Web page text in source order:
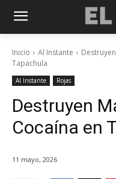
Inicio Al Instante
Tapachula
Al Instante Rojas
Destruyen
Cocaína en
11 mayo, 2026